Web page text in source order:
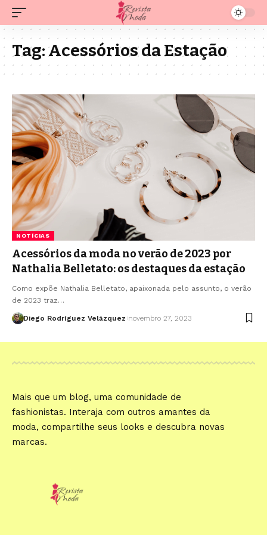
Tag:Acessórios da Estação
NOTÍCIAS
Acessórios da moda no verão de 2023 por
Nathalia Belletato: os destaques da estação
Como expõe Nathalia Belletato, apaixonada pelo assunto, o verão
de 2023 traz…
Diego Rodríguez Velázquez novembro 27, 2023
Mais que um blog, uma comunidade de
fashionistas. Interaja com outros amantes da
moda, compartilhe seus looks e descubra novas
marcas.